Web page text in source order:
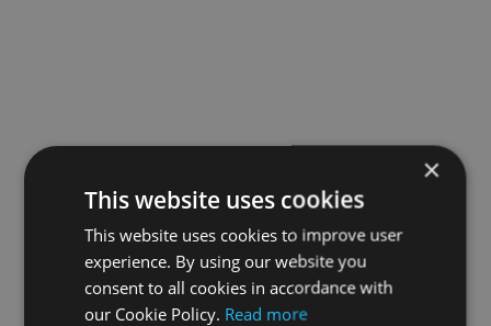
×
This website uses cookies
This website uses cookies to improve user
experience. By using our website you
consent to all cookies in accordance with
our Cookie Policy. Read more